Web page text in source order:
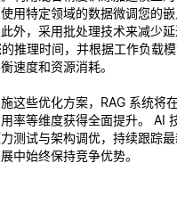
用特定领域的数据微调您的
外，采用批处理技术来减少
推理时间，并根据工作负载
速度和资源消耗。
这些优化方案，RAG 系统将
率等维度获得全面提升。 AI
测试与架构调优，持续跟踪
中始终保持竞争优势。